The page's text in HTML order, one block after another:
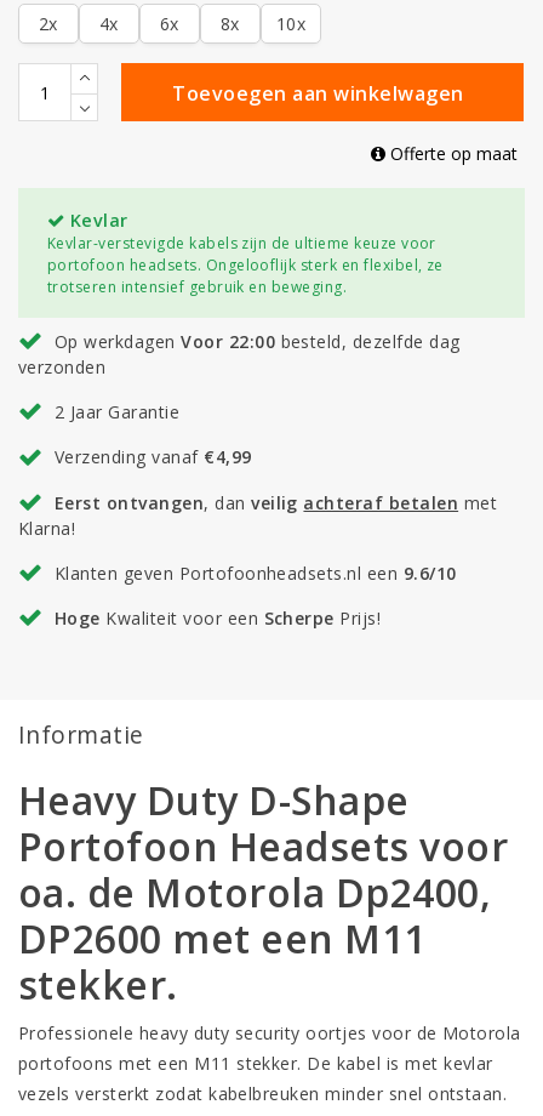
2x
4x 6x 8x 10x
Toevoegen aan winkelwagen
Offerte op maat
Kevlar
Kevlar-verstevigde kabels zijn de ultieme keuze voor
portofoon headsets. Ongelooflijk sterk en flexibel, ze
trotseren intensief gebruik en beweging.
Op werkdagenVoor 22:00 besteld, dezelfde dag
verzonden
2 Jaar Garantie
Verzending vanaf €4,99
Eerst ontvangen, danveilig achteraf betalen met
Klarna!
Klanten geven Portofoonheadsets.nl een 9.6/10
Hoge Kwaliteit voor een Scherpe Prijs!
Informatie
Heavy Duty D-Shape
Portofoon Headsets voor
oa. de Motorola Dp2400,
DP2600 met een M11
stekker.
Professionele heavy duty security oortjes voor de Motorola
portofoons met een M11 stekker. De kabel is met kevlar
vezels versterkt zodat kabelbreuken minder snel ontstaan.